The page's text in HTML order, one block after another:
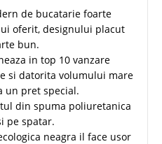
de bucatarie foarte
oferit, designului placut
bun.
in top 10 vanzare
si datorita volumului mare
un pret special.
din spuma poliuretanica
pe spatar.
neagra il face usor